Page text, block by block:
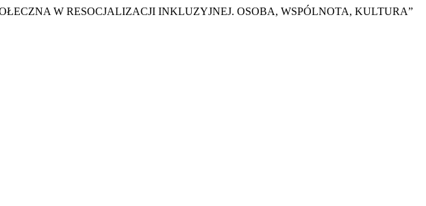
W RESOCJALIZACJI INKLUZYJNEJ. OSOBA, WSPÓLNOTA, KULTURA”